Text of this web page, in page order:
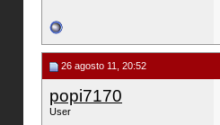
26 agosto 11, 20:52
popi7170
User